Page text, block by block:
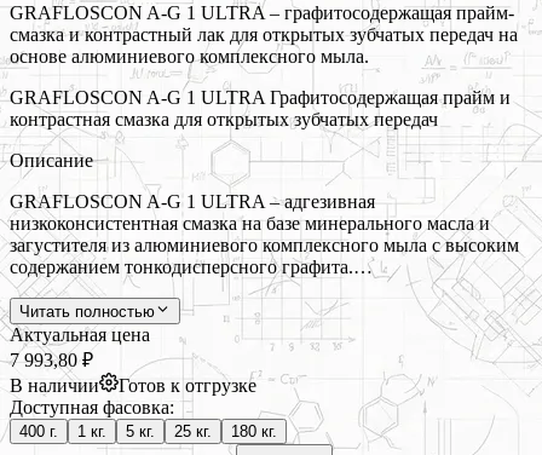
GRAFLOSCON A-G 1 ULTRA – графитосодержащая прайм-
смазка и контрастный лак для открытых зубчатых передач на
основе алюминиевого комплексного мыла.
GRAFLOSCON A-G 1 ULTRA Графитосодержащая прайм и
контрастная смазка для открытых зубчатых передач
Описание
GRAFLOSCON A-G 1 ULTRA – адгезивная
низкоконсистентная смазка на базе минерального масла и
загустителя из алюминиевого комплексного мыла с высоким
содержанием тонкодисперсного графита.…
Читать полностью
Актуальная цена
7 993,80 ₽
В наличии
Готов к отгрузке
Доступная фасовка:
400 г. 1 кг. 5 кг. 25 кг. 180 кг.